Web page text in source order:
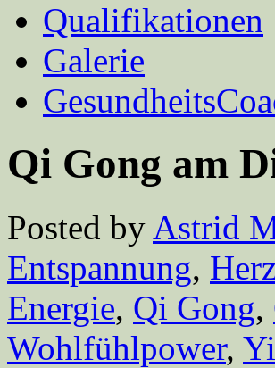
Qualifikationen
Galerie
Qi Gong am
Posted by Astrid
Entspannung,
Energie, Qi Gong,
Wohlfühlpower,